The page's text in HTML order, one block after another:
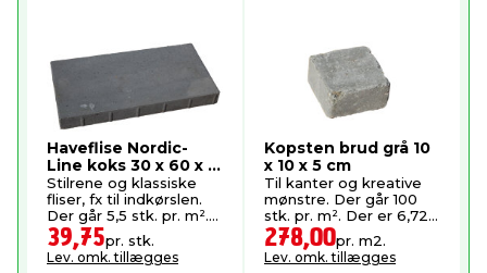
Haveflise Nordic-
Line koks 30 x 60 x 8
cm
Stilrene og klassiske
fliser, fx til indkørslen.
Der går 5,5 stk. pr. m².
Der er 48 stk. pr. palle.
39,75pr. stk.
Lev. omk. tillægges
Kopsten brud grå 10
x 10 x 5 cm
Til kanter og kreative
mønstre. Der går 100
stk. pr. m². Der er 6,72
m² pr. palle.
278,00pr. m2.
Lev. omk. tillægges